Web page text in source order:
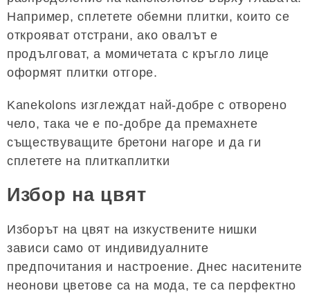
Например, сплетете обемни плитки, които се
открояват отстрани, ако овалът е
продълговат, а момичетата с кръгло лице
оформят плитки отгоре.
Kanekolons изглеждат най-добре с отворено
чело, така че е по-добре да премахнете
съществуващите бретони нагоре и да ги
сплетете на плиткаплитки
Избор на цвят
Изборът на цвят на изкуствените нишки
зависи само от индивидуалните
предпочитания и настроение. Днес наситените
неонови цветове са на мода, те са перфектно